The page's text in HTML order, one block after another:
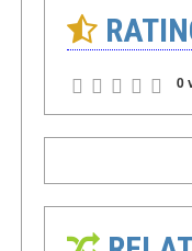
0